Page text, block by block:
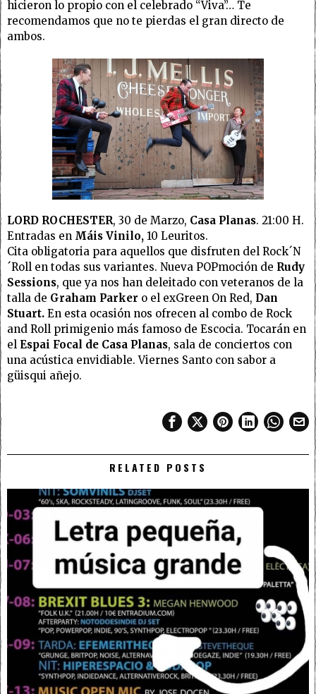
hicieron lo propio con el celebrado “Viva”… Te
recomendamos que no te pierdas el gran directo de
ambos.
LORD ROCHESTER, 30 de Marzo, Casa Planas. 21:00 H.
Entradas en Máis Vinilo, 10 Leuritos.
Cita obligatoria para aquellos que disfruten del Rock´N
´Roll en todas sus variantes. Nueva POPmoción de Rudy
Sessions, que ya nos han deleitado con veteranos de la
talla de Graham Parker o el exGreen On Red, Dan
Stuart. En esta ocasión nos ofrecen al combo de Rock
and Roll primigenio más famoso de Escocia. Tocarán en
el Espai Focal de Casa Planas, sala de conciertos con
una acústica envidiable. Viernes Santo con sabor a
güisqui añejo.
RELATED POSTS